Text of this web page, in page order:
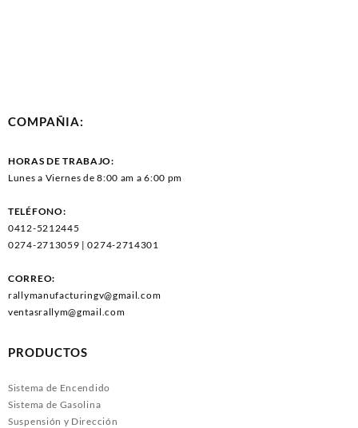
COMPAÑIA:
HORAS DE TRABAJO:
Lunes a Viernes de 8:00 am a 6:00 pm
TELÉFONO:
0412-5212445
0274-2713059 | 0274-2714301
CORREO:
rallymanufacturingv@gmail.com
ventasrallym@gmail.com
PRODUCTOS
Sistema de Encendido
Sistema de Gasolina
Suspensión y Dirección